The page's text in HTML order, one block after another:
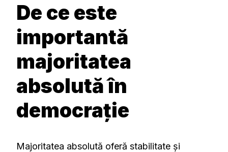
De ce este
importantă
majoritatea
absolută în
democrație
Majoritatea absolută oferă stabilitate și